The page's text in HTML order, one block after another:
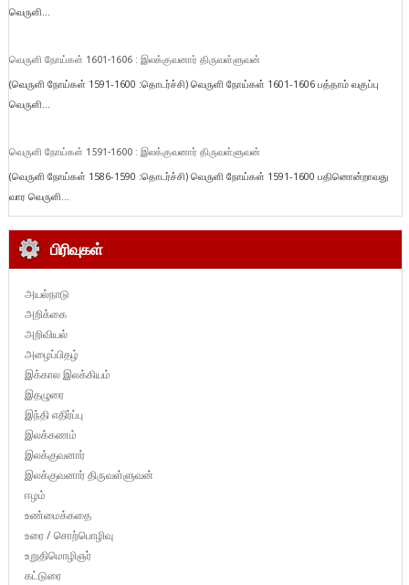
வெருளி...
வெருளி நோய்கள் 1601-1606 : இலக்குவனார் திருவள்ளுவன்
(வெருளி நோய்கள் 1591-1600 :தொடர்ச்சி) வெருளி நோய்கள் 1601-1606 பத்தாம் வகுப்பு
வெருளி...
வெருளி நோய்கள் 1591-1600 : இலக்குவனார் திருவள்ளுவன்
(வெருளி நோய்கள் 1586-1590 :தொடர்ச்சி) வெருளி நோய்கள் 1591-1600 பதினொன்றாவது
வார வெருளி...
பிரிவுகள்
அயல்நாடு
அறிக்கை
அறிவியல்
அழைப்பிதழ்
இக்கால இலக்கியம்
இதழுரை
இந்தி எதிர்ப்பு
இலக்கணம்
இலக்குவனார்
இலக்குவனார் திருவள்ளுவன்
ஈழம்
உண்மைக்கதை
உரை / சொற்பொழிவு
உறுதிமொழிஞர்
கட்டுரை